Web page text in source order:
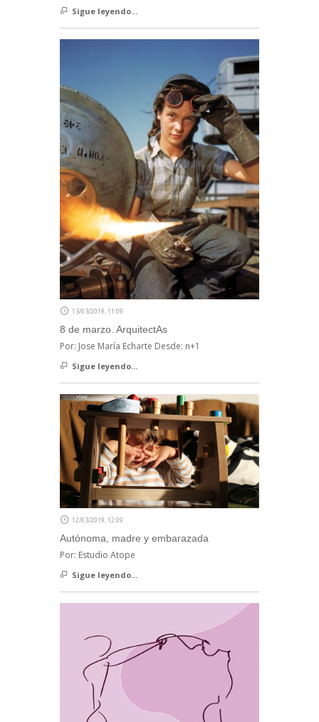
Sigue leyendo...
13/03/2019, 11:09
8 de marzo. ArquitectAs
Por: Jose María Echarte Desde: n+1
Sigue leyendo...
12/03/2019, 12:09
Autónoma, madre y embarazada
Por: Estudio Atope
Sigue leyendo...